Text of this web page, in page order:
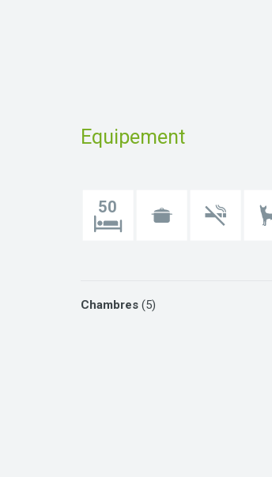
Equipement
50
Chambres (5)